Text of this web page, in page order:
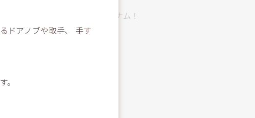
エクスペクト・パトローナム！
campの話
ドアノブや取手、 手す